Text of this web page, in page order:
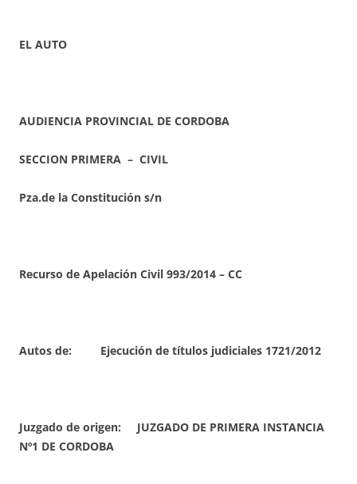
EL AUTO
AUDIENCIA PROVINCIAL DE CORDOBA
SECCION PRIMERA – CIVIL
Pza.de la Constitución s/n
Recurso de Apelación Civil 993/2014 – CC
Autos de: Ejecución de títulos judiciales 1721/2012
Juzgado de origen: JUZGADO DE PRIMERA INSTANCIA
Nº1 DE CORDOBA